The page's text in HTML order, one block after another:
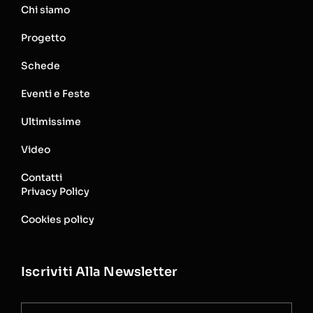
Chi siamo
Progetto
Schede
Eventi e Feste
Ultimissime
Video
Contatti
Privacy Policy
Cookies policy
Iscriviti Alla Newsletter